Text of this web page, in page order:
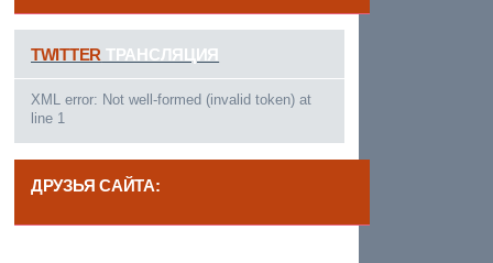
------
TWITTER ТРАНСЛЯЦИЯ
XML error: Not well-formed (invalid token) at
line 1
ДРУЗЬЯ САЙТА: